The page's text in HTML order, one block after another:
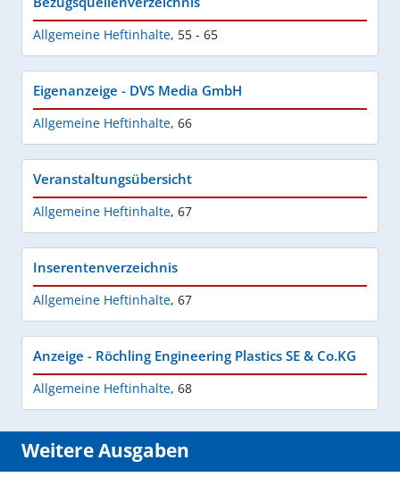
Allgemeine Heftinhalte, 55 - 65
Eigenanzeige - DVS Media GmbH
Allgemeine Heftinhalte, 66
Veranstaltungsübersicht
Allgemeine Heftinhalte, 67
Inserentenverzeichnis
Allgemeine Heftinhalte, 67
Anzeige - Röchling Engineering Plastics SE & Co.KG
Allgemeine Heftinhalte, 68
Weitere Ausgaben